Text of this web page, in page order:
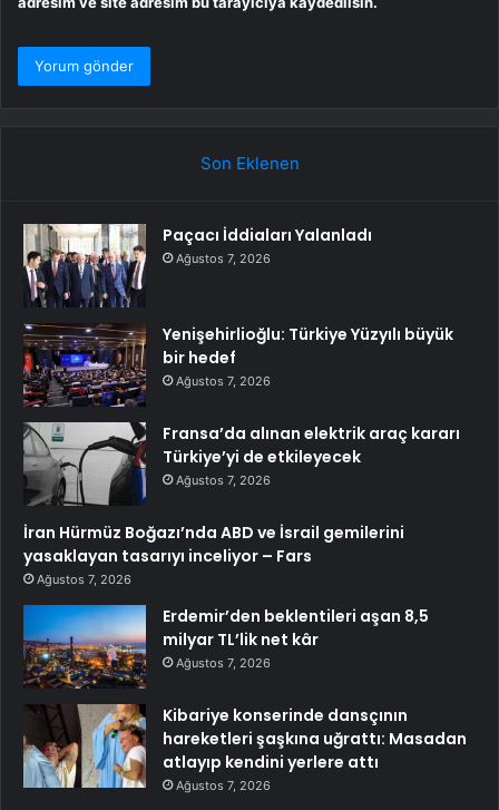
Son Eklenen
Paçacı İddiaları Yalanladı
Ağustos 7, 2026
Yenişehirlioğlu: Türkiye Yüzyılı büyük
bir hedef
Ağustos 7, 2026
Fransa’da alınan elektrik araç kararı
Türkiye’yi de etkileyecek
Ağustos 7, 2026
İran Hürmüz Boğazı’nda ABD ve İsrail gemilerini
yasaklayan tasarıyı inceliyor – Fars
Ağustos 7, 2026
Erdemir’den beklentileri aşan 8,5
milyar TL’lik net kâr
Ağustos 7, 2026
Kibariye konserinde dansçının
hareketleri şaşkına uğrattı: Masadan
atlayıp kendini yerlere attı
Ağustos 7, 2026